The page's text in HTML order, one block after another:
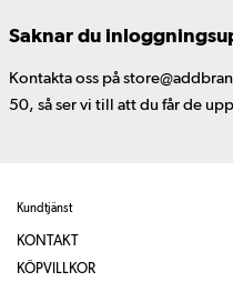
Saknar du
Kontakta oss på
50, så ser vi till att du får de
Kundtjänst
KONTAKT
KÖPVILLKOR